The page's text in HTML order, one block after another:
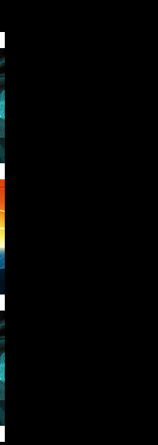
Супергёрл
Supergirl
Комиксы, Боевик, Драма,